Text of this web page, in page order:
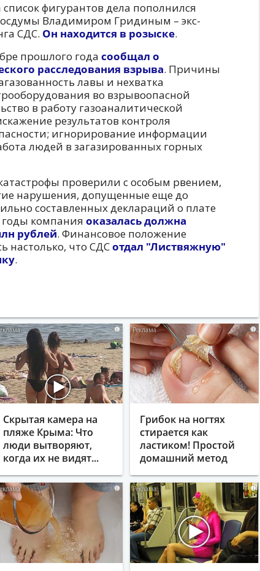
список фигурантов дела пополнился
Владимиром Гридиным – экс-
СДС. Он находится в розыске.
прошлого года сообщал о
расследования взрыва. Причины
лавы и нехватка
во взрывоопасной
в работу газоаналитической
результатов контроля
игнорирование информации
людей в загазированных горных
проверили с особым рвением,
нарушения, допущенные еще до
составленных деклараций о плате
годы компания оказалась должна
рублей. Финансовое положение
настолько, что СДСотдал "Листвяжную"
.
i
Скрытая камера на
пляже Крыма: Что
люди вытворяют,
когда их не видят...
i
Грибок на ногтях
стирается как
ластиком! Простой
домашний метод
i i